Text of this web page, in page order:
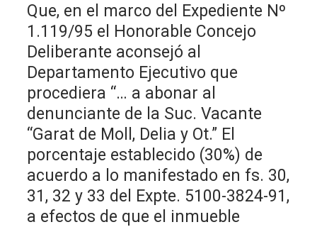
Que, en el marco del Expediente Nº
1.119/95 el Honorable Concejo
Deliberante aconsejó al
Departamento Ejecutivo que
procediera “… a abonar al
denunciante de la Suc. Vacante
“Garat de Moll, Delia y Ot.” El
porcentaje establecido (30%) de
acuerdo a lo manifestado en fs. 30,
31, 32 y 33 del Expte. 5100-3824-91,
a efectos de que el inmueble